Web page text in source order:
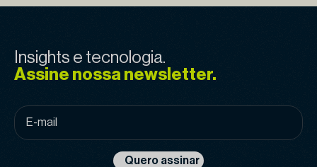
Insights e tecnologia.
Assine nossa newsletter.
E-
mail
*
Quero assinar